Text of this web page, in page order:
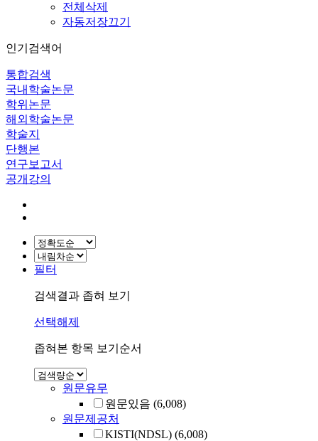
전체삭제
자동저장끄기
인기검색어
통합검색
국내학술논문
학위논문
해외학술논문
학술지
단행본
연구보고서
공개강의
필터
검색결과 좁혀 보기
선택해제
좁혀본 항목 보기순서
원문유무
원문있음 (6,008)
원문제공처
KISTI(NDSL) (6,008)